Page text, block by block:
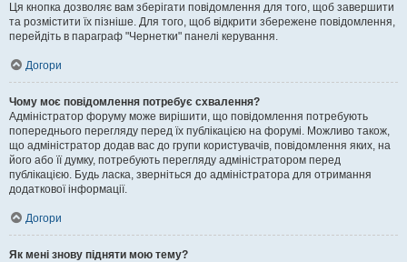
Ця кнопка дозволяє вам зберігати повідомлення для того, щоб завершити
та розмістити їх пізніше. Для того, щоб відкрити збережене повідомлення,
перейдіть в параграф "Чернетки" панелі керування.
Догори
Чому моє повідомлення потребує схвалення?
Адміністратор форуму може вирішити, що повідомлення потребують
попереднього перегляду перед їх публікацією на форумі. Можливо також,
що адміністратор додав вас до групи користувачів, повідомлення яких, на
його або її думку, потребують перегляду адміністратором перед
публікацією. Будь ласка, зверніться до адміністратора для отримання
додаткової інформації.
Догори
Як мені знову підняти мою тему?